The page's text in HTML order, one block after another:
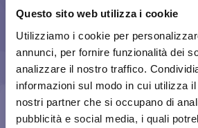
Questo sito web utilizza i cookie
Utilizziamo i cookie per
annunci, per fornire funzionalità dei
analizzare il nostro traffico.
informazioni sul modo in cui utilizza
nostri partner che si occupano di
pubblicità e social media, i quali
Gazzetta Ufficiale n. 68 il 23 marzo
vigore il 7 aprile 2026.La nuova Legge
quadro normativo in materia di
LAVORO AGILE (smart working).
norma ha introdotto all’interno del
Unico per la …
Continua a leggere